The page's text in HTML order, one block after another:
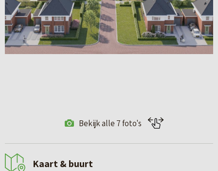
Bekijk alle 7 foto's
Kaart & buurt